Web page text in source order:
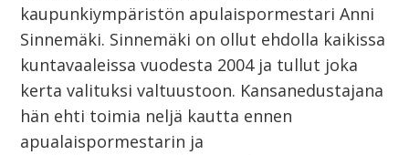
kaupunkiympäristön apulaispormestari Anni
Sinnemäki. Sinnemäki on ollut ehdolla kaikissa
kuntavaaleissa vuodesta 2004 ja tullut joka
kerta valituksi valtuustoon. Kansanedustajana
hän ehti toimia neljä kautta ennen
apualaispormestarin ja